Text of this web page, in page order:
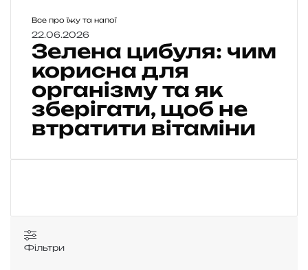
З
е
л
н
а
ц
б
м
к
Все про їжу та напої
22.06.2026
Зелена цибуля: чим
корисна для
організму та як
зберігати, щоб не
втратити вітаміни
Фільтри